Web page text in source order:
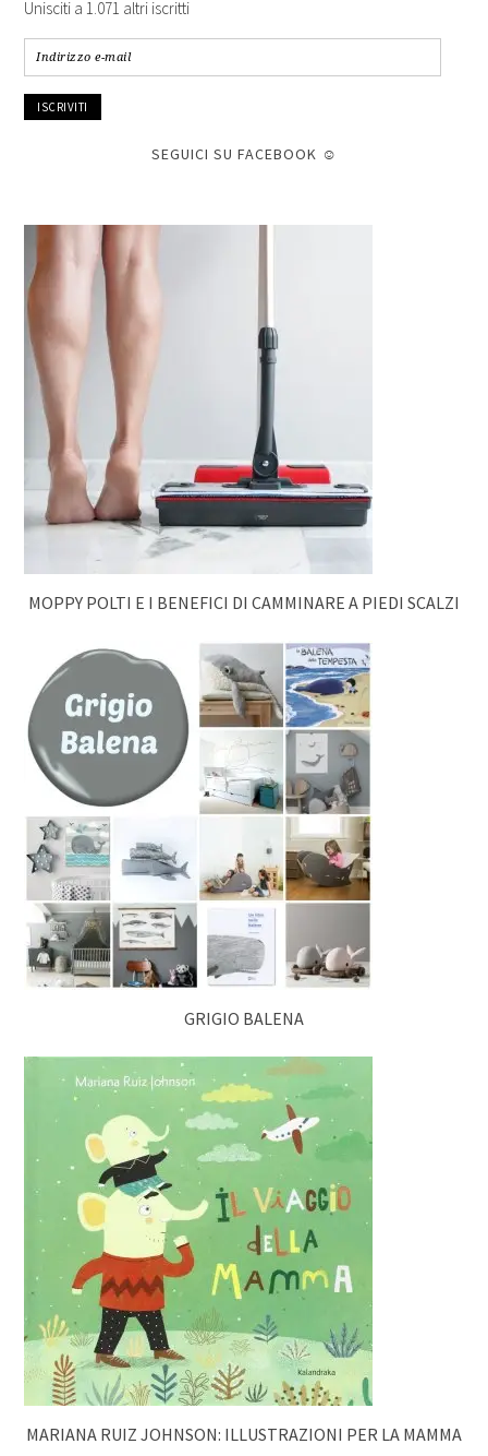
Unisciti a 1.071 altri iscritti
Indirizzo
e-
mail
SEGUICI SU FACEBOOK ☺
MOPPY POLTI E I BENEFICI DI CAMMINARE A PIEDI SCALZI
GRIGIO BALENA
MARIANA RUIZ JOHNSON: ILLUSTRAZIONI PER LA MAMMA